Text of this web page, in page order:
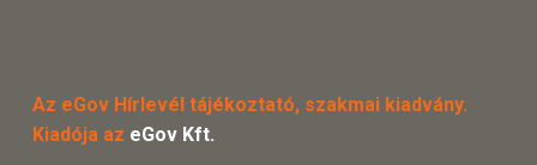
Az eGov Hírlevél tájékoztató, szakmai kiadvány.
Kiadója az eGov Kft.